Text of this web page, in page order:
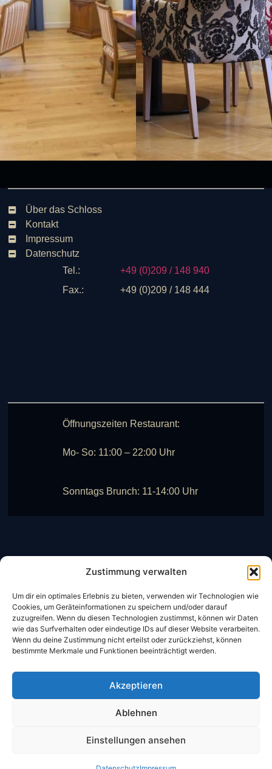
Zustimmung verwalten
Um dir ein optimales Erlebnis zu bieten, verwenden wir Technologien wie
Cookies, um Geräteinformationen zu speichern und/oder darauf
zuzugreifen. Wenn du diesen Technologien zustimmst, können wir Daten
wie das Surfverhalten oder eindeutige IDs auf dieser Website verarbeiten.
Wenn du deine Zustimmung nicht erteilst oder zurückziehst, können
bestimmte Merkmale und Funktionen beeinträchtigt werden.
Akzeptieren
Ablehnen
Einstellungen ansehen
Öffnungszeiten Restaurant:
Mo- So: 11:00 – 22:00 Uhr
Sonntags Brunch: 11-14:00 Uhr
Über das Schloss
Kontakt
Impressum
Datenschutz
Tel.:
+49 (0)209 / 148 940
Fax.:
+49 (0)209 / 148 444
CheckIn:
14:00 Uhr
CheckOut:
10:00 Uhr
Mo- Sa: 06:30 – 10:00 Uhr